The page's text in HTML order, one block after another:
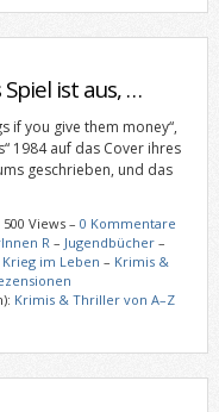
Spiel ist aus, …
if you give them money“,
1984 auf das Cover ihres
geschrieben, und das
Views – 0 Kommentare
R – Jugendbücher–
Krieg im Leben – Krimis &
Krimis & Thriller von A–Z